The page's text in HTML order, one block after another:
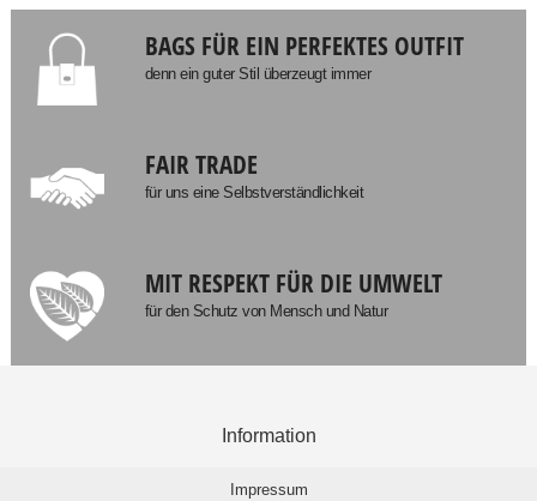
BAGS FÜR EIN PERFEKTES OUTFIT
denn ein guter Stil überzeugt immer
FAIR TRADE
für uns eine Selbstverständlichkeit
MIT RESPEKT FÜR DIE UMWELT
für den Schutz von Mensch und Natur
Information
Impressum